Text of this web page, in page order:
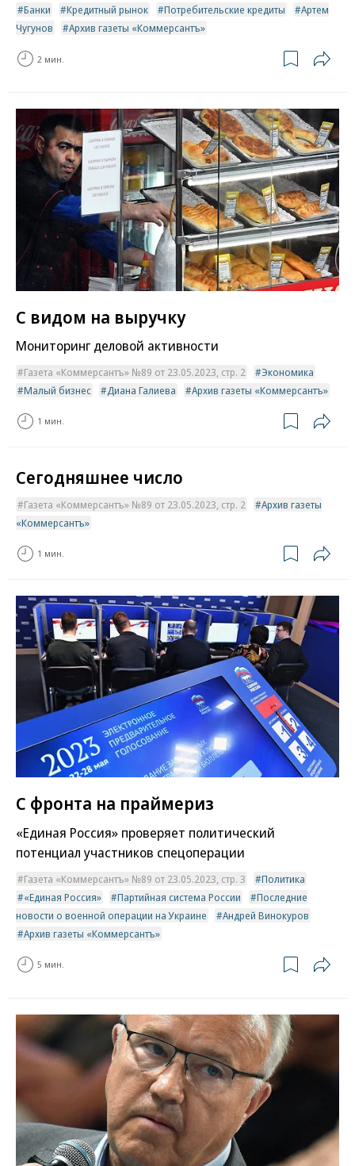
Банки
Кредитный рынок Потребительские кредиты
Артем
Чугунов
Архив газеты «Коммерсантъ»
2 мин.
С видом на выручку
Мониторинг деловой активности
Газета «Коммерсантъ» №89 от 23.05.2023, стр. 2
Экономика
Малый бизнес
Диана Галиева Архив газеты «Коммерсантъ»
1 мин.
Сегодняшнее число
Газета «Коммерсантъ» №89 от 23.05.2023, стр. 2
Архив газеты
«Коммерсантъ»
1 мин.
С фронта на праймериз
«Единая Россия» проверяет политический
потенциал участников спецоперации
Газета «Коммерсантъ» №89 от 23.05.2023, стр. 3
Политика
«Единая Россия»
Партийная система России
Последние
новости о военной операции на Украине
Андрей Винокуров
Архив газеты «Коммерсантъ»
5 мин.